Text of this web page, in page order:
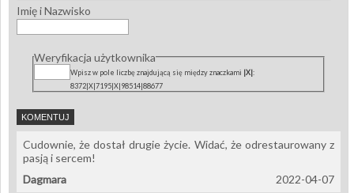
Imię i Nazwisko
Weryfikacja użytkownika
Wpisz w pole liczbę znajdującą się między znaczkami |X|:
8372|X|7195|X|98514|88677
Cudownie, że dostał drugie życie. Widać, że odrestaurowany z
pasją i sercem!
2022-04-07
Dagmara